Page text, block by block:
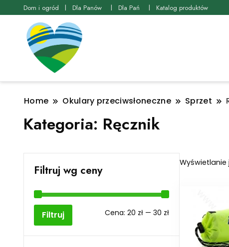
Dom i ogród Dla Panów Dla Pań Katalog produktów
Home Okulary przeciwsłoneczne Sprzet
Kategoria: Ręcznik
Filtruj wg ceny
Cena
Cena
Filtruj Cena: 20 zł— 30 zł